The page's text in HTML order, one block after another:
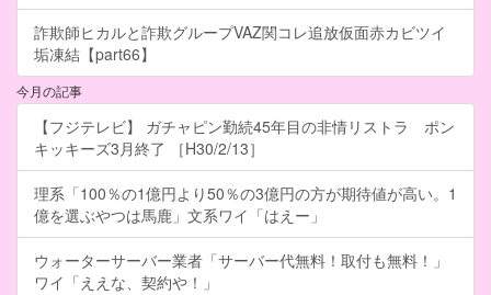
詐欺師ヒカルと詐欺グループVAZ関コレ追放仮面赤カビツイ
垢凍結【part66】
今月の記事
【フジテレビ】 ガチャピン勤続45年目の非情リストラ ポン
キッキーズ3月終了 ［H30/2/13］
理系「100％の1億円より50％の3億円の方が期待値が高い。1
億を選ぶやつは馬鹿」文系ワイ「はえー」
ウォーターサーバー業者「サーバー代無料！取付も無料！」
ワイ「ええな、契約や！」